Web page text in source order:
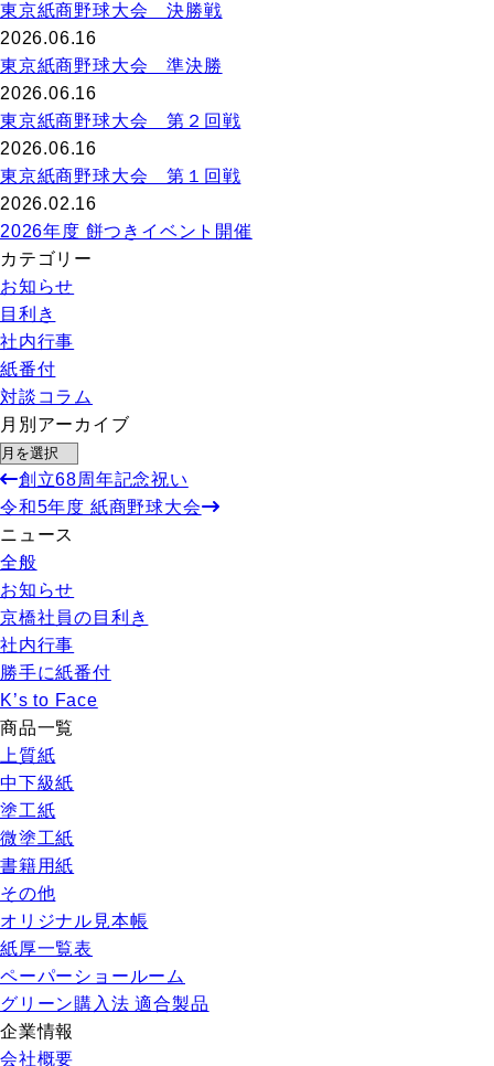
東京紙商野球大会 決勝戦
2026.06.16
東京紙商野球大会 準決勝
2026.06.16
東京紙商野球大会 第２回戦
2026.06.16
東京紙商野球大会 第１回戦
2026.02.16
2026年度 餅つきイベント開催
カテゴリー
お知らせ
目利き
社内行事
紙番付
対談コラム
月別アーカイブ
創立68周年記念祝い
令和5年度 紙商野球大会
ニュース
全般
お知らせ
京橋社員の目利き
社内行事
勝手に紙番付
K’s to Face
商品一覧
上質紙
中下級紙
塗工紙
微塗工紙
書籍用紙
その他
オリジナル見本帳
紙厚一覧表
ペーパーショールーム
グリーン購入法 適合製品
企業情報
会社概要